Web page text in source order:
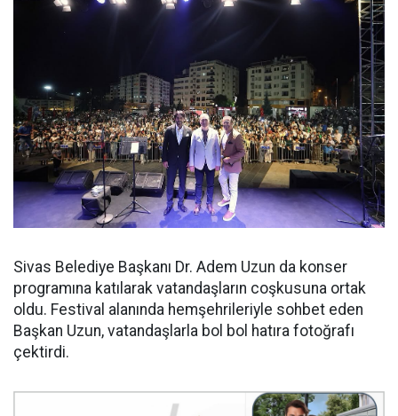
Sivas Belediye Başkanı Dr. Adem Uzun da konser
programına katılarak vatandaşların coşkusuna ortak
oldu. Festival alanında hemşehrileriyle sohbet eden
Başkan Uzun, vatandaşlarla bol bol hatıra fotoğrafı
çektirdi.